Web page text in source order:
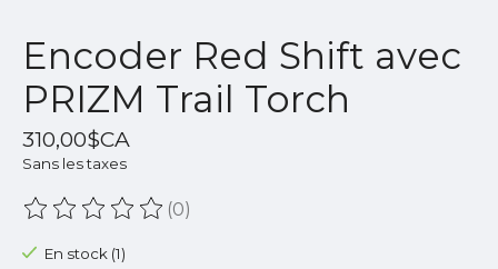
Encoder Red Shift avec
PRIZM Trail Torch
310,00$CA
Sans les taxes
Ce produit est évalué à
(0)
En stock (1)